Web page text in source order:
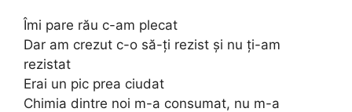
Îmi pare rău c-am plecat
Dar am crezut c-o să-ți rezist și nu ți-am
rezistat
Erai un pic prea ciudat
Chimia dintre noi m-a consumat, nu m-a